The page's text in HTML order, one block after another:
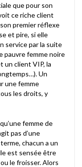
que pour son
ce riche client
premier réflexe
et pire, si elle
service par la suite
pauvre femme noire
un client VIP, la
Un
une femme
les droits, y
femme de
pas d’une
chacun a un
est sensée être
le froisser. Alors